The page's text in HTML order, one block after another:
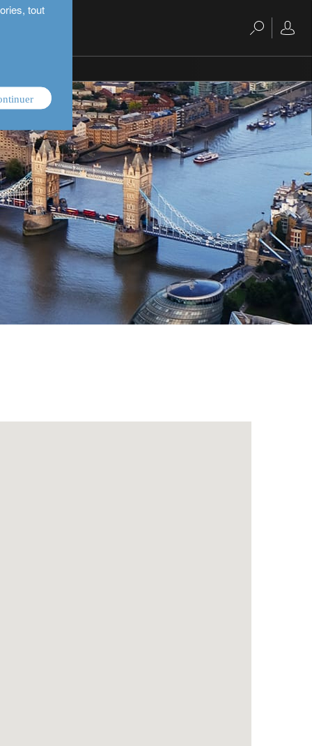
tout